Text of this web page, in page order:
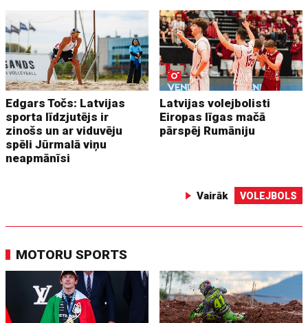
Edgars Točs: Latvijas
sporta līdzjutējs ir
zinošs un ar viduvēju
spēli Jūrmalā viņu
neapmānīsi
Latvijas volejbolisti
Eiropas līgas mačā
pārspēj Rumāniju
Vairāk VOLEJBOLS
MOTORU SPORTS